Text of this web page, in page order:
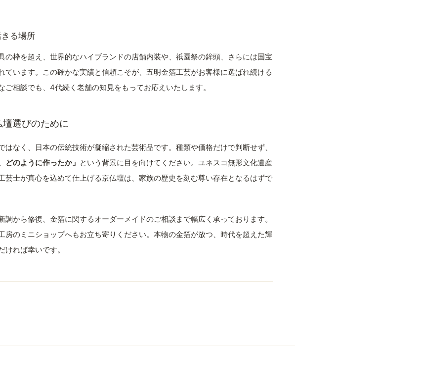
る場所
の枠を超え、世界的なハイブランドの店舗内装や、祇園祭の鉾頭、さらには国宝
ています。この確かな実績と信頼こそが、五明金箔工芸がお客様に選ばれ続ける
ご相談でも、4代続く老舗の知見をもってお応えいたします。
選びのために
はなく、日本の伝統技術が凝縮された芸術品です。種類や価格だけで判断せず、
どのように作ったか」 という背景に目を向けてください。ユネスコ無形文化遺産
芸士が真心を込めて仕上げる京仏壇は、家族の歴史を刻む尊い存在となるはずで
調から修復、金箔に関するオーダーメイドのご相談まで幅広く承っております。
房のミニショップへもお立ち寄りください。本物の金箔が放つ、時代を超えた輝
ければ幸いです。